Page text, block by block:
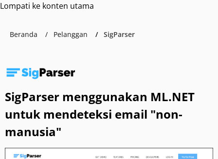
Lompati ke konten utama
Beranda Pelanggan SigParser
SigParser menggunakan ML.NET
untuk mendeteksi email "non-
manusia"